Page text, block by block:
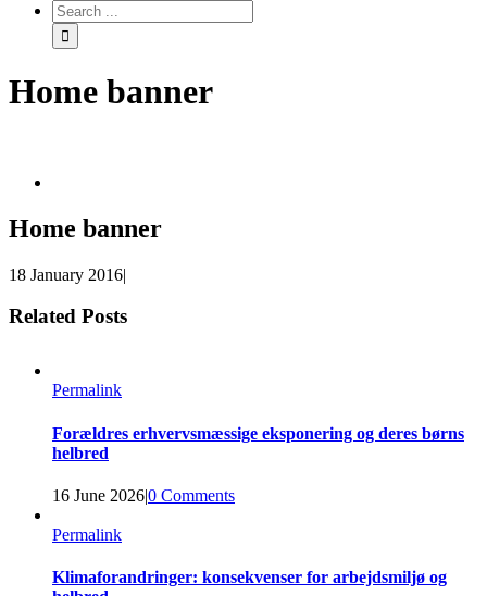
Home banner
Home banner
18 January 2016|
Related Posts
Permalink
Forældres erhvervsmæssige eksponering og deres børns
helbred
16 June 2026|0 Comments
Permalink
Klimaforandringer: konsekvenser for arbejdsmiljø og